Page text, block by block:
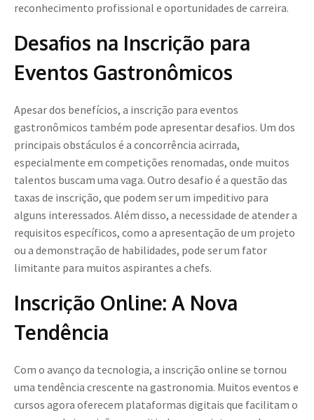
reconhecimento profissional e oportunidades de carreira.
Desafios na Inscrição para
Eventos Gastronômicos
Apesar dos benefícios, a inscrição para eventos
gastronômicos também pode apresentar desafios. Um dos
principais obstáculos é a concorrência acirrada,
especialmente em competições renomadas, onde muitos
talentos buscam uma vaga. Outro desafio é a questão das
taxas de inscrição, que podem ser um impeditivo para
alguns interessados. Além disso, a necessidade de atender a
requisitos específicos, como a apresentação de um projeto
ou a demonstração de habilidades, pode ser um fator
limitante para muitos aspirantes a chefs.
Inscrição Online: A Nova
Tendência
Com o avanço da tecnologia, a inscrição online se tornou
uma tendência crescente na gastronomia. Muitos eventos e
cursos agora oferecem plataformas digitais que facilitam o